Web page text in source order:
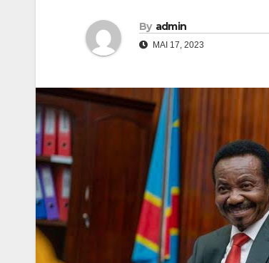
By admin
MAI 17, 2023